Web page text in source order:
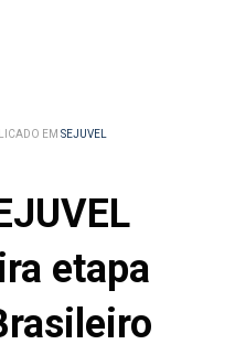
EM SEJUVEL
etapa